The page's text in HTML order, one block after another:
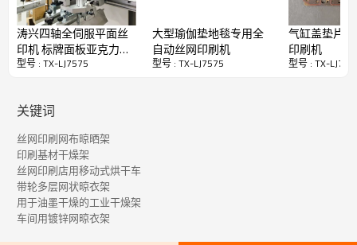
这款多层晾衣架专为丝网印刷车间设计。采用粉末
喷涂镀锌铁制成，具有优异的防锈性能、坚固的结
构和较长的使用寿命。配备可移动脚轮，方便工件
灵活移动。每层网格均具有可靠的承重能力，防止
该产品提供可定制的网格层数和间距，满足多样化
的生产需求。广泛用于自然风干和烘烤循环，完美
适用于丝网印刷制品、玻璃、金属板、纸张、PET
片材和塑料零件。这是一款实用且节省空间的解决
方案，可有效提升您的车间效率。
涛兴四轴全伺服平面丝
印机 标牌面板亚克力薄
膜开关丝网印刷机
型号 : TX-LJ7575
大型瑜伽垫地毯专用全
自动丝网印刷机
型号 : TX-LJ7575
气缸盖垫片
印刷机
型号 : TX-
关键词
丝网印刷网布晾晒架
印刷基材干燥架
丝网印刷店用移动式烘干车
带轮多层网状晾衣架
用于油墨干燥的工业干燥架
车间用镀锌网晾衣架